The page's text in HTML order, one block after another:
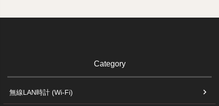
Category
無線LAN時計 (Wi-Fi)